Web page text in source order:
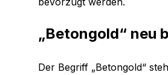
„Betongold“ neu
Der Begriff „Betongold“